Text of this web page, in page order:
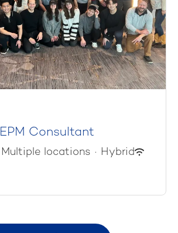
EPM Consultant
Multiple locations · Hybrid